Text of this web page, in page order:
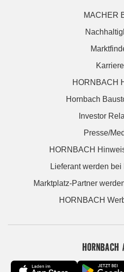
MACHER
Karriere
HORNBACH
Hornbach
Investor
Presse/
HORNBACH
Lieferant werden
Marktplatz-Partner
HORNBACH
HORNBACH